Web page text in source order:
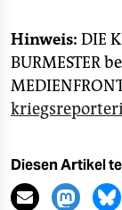
Hinweis: DIE
BURMESTER
Diesen Artikel